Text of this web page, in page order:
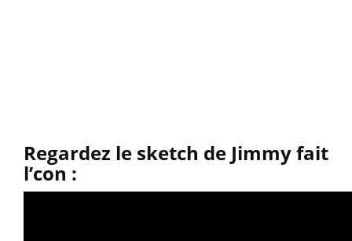
Regardez le sketch de Jimmy fait
l’con :